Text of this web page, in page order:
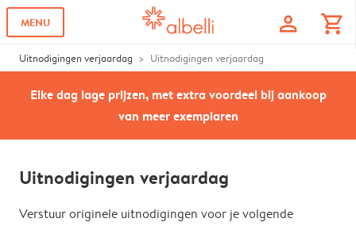
MENU profile shopping_cart
Uitnodigingen verjaardag Uitnodigingen verjaardag
Elke dag lage prijzen, met extra voordeel bij aankoop
van meer exemplaren
Uitnodigingen verjaardag
Verstuur originele uitnodigingen voor je volgende